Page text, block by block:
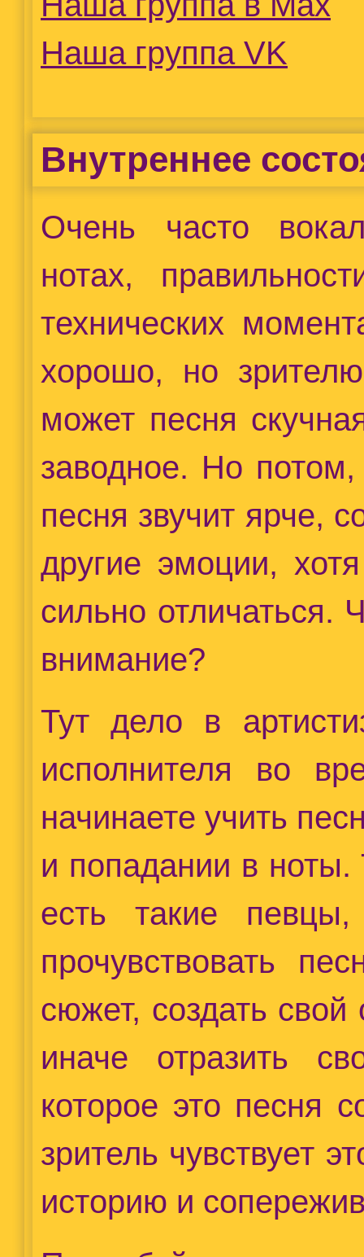
Наша группа VK
Внутреннее
Очень часто
нотах,
технических
хорошо, но
может песня
заводное. Но
песня звучит ярче,
другие эмоции,
сильно отличаться.
внимание?
Тут дело в
исполнителя во
начинаете учить
и попадании в ноты.
есть такие
прочувствовать
сюжет, создать
иначе отразить
которое это песня
зритель чувствует
историю и